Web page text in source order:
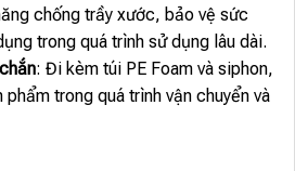
chống trầy xước, bảo vệ sức
trong quá trình sử dụng lâu dài.
: Đi kèm túi PE Foam và siphon,
trong quá trình vận chuyển và